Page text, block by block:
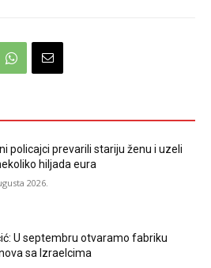
policajci prevarili stariju ženu i uzeli
hiljada eura
2026.
U septembru otvaramo fabriku
sa Izraelcima